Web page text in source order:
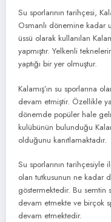
Su sporlarının tarihçesi,
Osmanlı dönemine kadar
üssü olarak kullanılan
yapmıştır. Yelkenli
yaptığı bir yer olmuştur.
Kalamış’ın su sporlarına
devam etmiştir. Özellikle
dönemde popüler hale
kulübünün bulunduğu
olduğunu kanıtlamaktadır.
Su sporlarının tarihçesiyle
olan tutkusunun ne kadar
göstermektedir. Bu semtin
devam etmekte ve birçok
devam etmektedir.